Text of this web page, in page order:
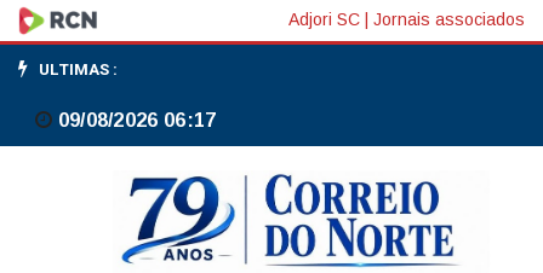
Valores
democráticos
são
essenciais
Adjori SC Jornais associados
ULTIMAS :
09/08/2026 06:17